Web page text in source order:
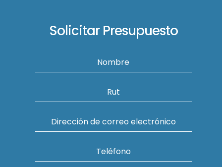
Solicitar Presupuesto
Nombre
Rut
Dirección de correo electrónico
Teléfono